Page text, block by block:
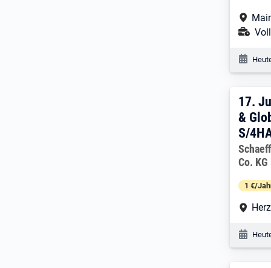
17.
17.
&
S/
Co. KG
1 €/